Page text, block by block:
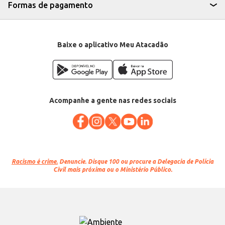
Formas de pagamento
Baixe o aplicativo Meu Atacadão
Acompanhe a gente nas redes sociais
Racismo é crime. Denuncie. Disque 100 ou procure a Delegacia de Polícia
Civil mais próxima ou o Ministério Público.